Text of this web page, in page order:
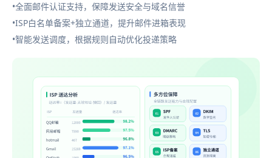
•全面邮件认证支持，保障发送安全与域名信誉
•ISP白名单备案+独立通道，提升邮件进箱表现
•智能发送调度，根据规则自动优化投递策略